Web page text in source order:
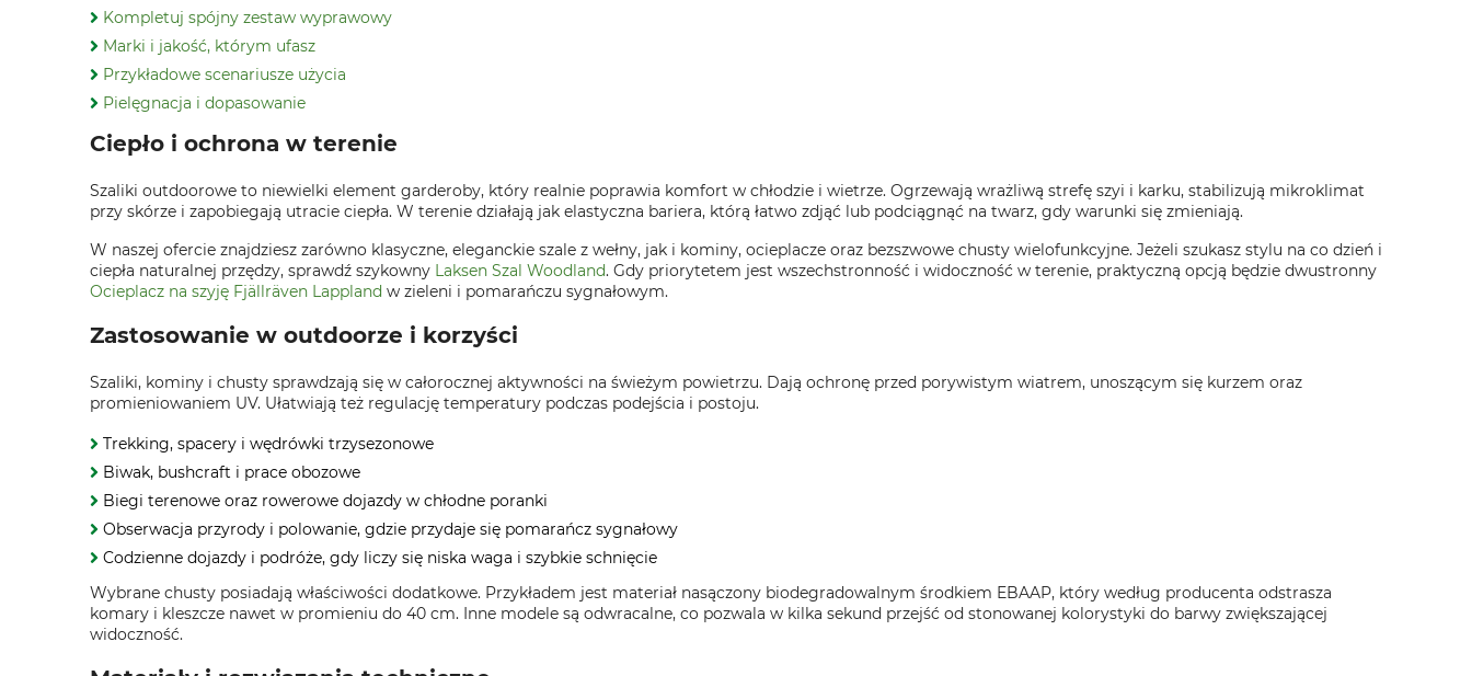
Kompletuj spójny zestaw wyprawowy
Marki i jakość, którym ufasz
Przykładowe scenariusze użycia
Pielęgnacja i dopasowanie
Ciepło i ochrona w terenie
Szaliki outdoorowe to niewielki element garderoby, który realnie poprawia komfort w chłodzie i wietrze. Ogrzewają wrażliwą strefę szyi i karku, stabilizują mikroklimat
przy skórze i zapobiegają utracie ciepła. W terenie działają jak elastyczna bariera, którą łatwo zdjąć lub podciągnąć na twarz, gdy warunki się zmieniają.
W naszej ofercie znajdziesz zarówno klasyczne, eleganckie szale z wełny, jak i kominy, ocieplacze oraz bezszwowe chusty wielofunkcyjne. Jeżeli szukasz stylu na co dzień i
ciepła naturalnej przędzy, sprawdź szykowny Laksen Szal Woodland. Gdy priorytetem jest wszechstronność i widoczność w terenie, praktyczną opcją będzie dwustronny
Ocieplacz na szyję Fjällräven Lappland w zieleni i pomarańczu sygnałowym.
Zastosowanie w outdoorze i korzyści
Szaliki, kominy i chusty sprawdzają się w całorocznej aktywności na świeżym powietrzu. Dają ochronę przed porywistym wiatrem, unoszącym się kurzem oraz
promieniowaniem UV. Ułatwiają też regulację temperatury podczas podejścia i postoju.
Trekking, spacery i wędrówki trzysezonowe
Biwak, bushcraft i prace obozowe
Biegi terenowe oraz rowerowe dojazdy w chłodne poranki
Obserwacja przyrody i polowanie, gdzie przydaje się pomarańcz sygnałowy
Codzienne dojazdy i podróże, gdy liczy się niska waga i szybkie schnięcie
Wybrane chusty posiadają właściwości dodatkowe. Przykładem jest materiał nasączony biodegradowalnym środkiem EBAAP, który według producenta odstrasza
komary i kleszcze nawet w promieniu do 40 cm. Inne modele są odwracalne, co pozwala w kilka sekund przejść od stonowanej kolorystyki do barwy zwiększającej
widoczność.